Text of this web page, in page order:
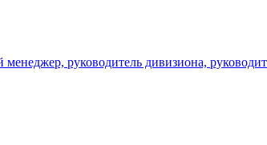
руководитель дивизиона,